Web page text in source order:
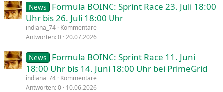
News
Formula BOINC: Sprint Race 23. Juli 18:00
Uhr bis 26. Juli 18:00 Uhr
indiana_74 Kommentare
Antworten 0 20.07.2026
News
Formula BOINC: Sprint Race 11. Juni
18:00 Uhr bis 14. Juni 18:00 Uhr bei PrimeGrid
indiana_74 Kommentare
Antworten 0 10.06.2026